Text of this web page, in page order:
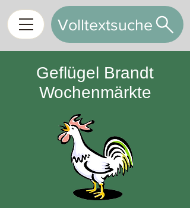
Volltextsuche
Geflügel Brandt
Wochenmärkte